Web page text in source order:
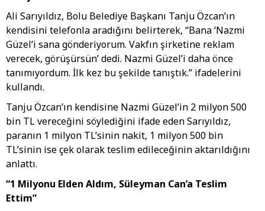
Ali Sarıyıldız, Bolu Belediye Başkanı Tanju Özcan’ın
kendisini telefonla aradığını belirterek, “Bana ‘Nazmi
Güzel’i sana gönderiyorum. Vakfın şirketine reklam
verecek, görüşürsün’ dedi. Nazmi Güzel’i daha önce
tanımıyordum. İlk kez bu şekilde tanıştık.” ifadelerini
kullandı.
Tanju Özcan’ın kendisine Nazmi Güzel’in 2 milyon 500
bin TL vereceğini söylediğini ifade eden Sarıyıldız,
paranın 1 milyon TL’sinin nakit, 1 milyon 500 bin
TL’sinin ise çek olarak teslim edileceğinin aktarıldığını
anlattı.
“1 Milyonu Elden Aldım, Süleyman Can’a Teslim
Ettim”